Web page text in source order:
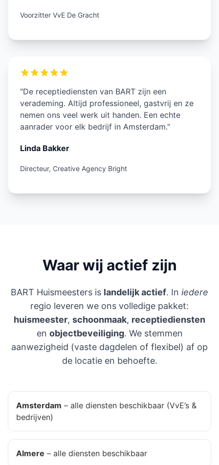
Voorzitter VvE De Gracht
"De receptiediensten van BART zijn een
verademing. Altijd professioneel, gastvrij en ze
nemen ons veel werk uit handen. Een echte
aanrader voor elk bedrijf in Amsterdam."
Linda Bakker
Directeur, Creative Agency Bright
Waar wij actief zijn
BART Huismeesters is landelijk actief. In iedere
regio leveren we ons volledige pakket:
huismeester, schoonmaak, receptiediensten
en objectbeveiliging. We stemmen
aanwezigheid (vaste dagdelen of flexibel) af op
de locatie en behoefte.
Amsterdam – alle diensten beschikbaar (VvE’s &
bedrijven)
Almere – alle diensten beschikbaar